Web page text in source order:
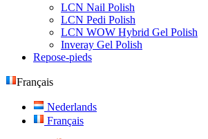
LCN Nail Polish
LCN Pedi Polish
LCN WOW Hybrid Gel Polish
Inveray Gel Polish
Repose-pieds
Français
Nederlands
Français